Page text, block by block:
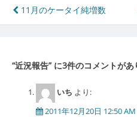
投
稿
ビ
ゲ
11月のケータイ純増数
“近況報告” に3件のコメントがあ
いち より:
2011年12月20日 12:50 AM